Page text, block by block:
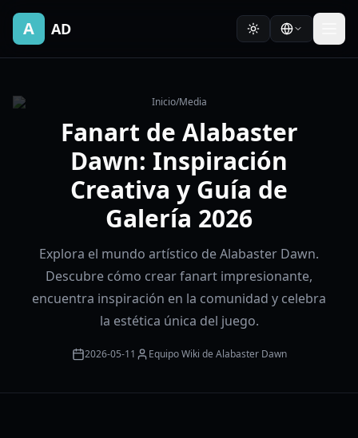
A AD
Inicio/Media
Fanart de Alabaster
Dawn: Inspiración
Creativa y Guía de
Galería 2026
Explora el mundo artístico de Alabaster Dawn.
Descubre cómo crear fanart impresionante,
encuentra inspiración en la comunidad y celebra
la estética única del juego.
2026-05-11 Equipo Wiki de Alabaster Dawn